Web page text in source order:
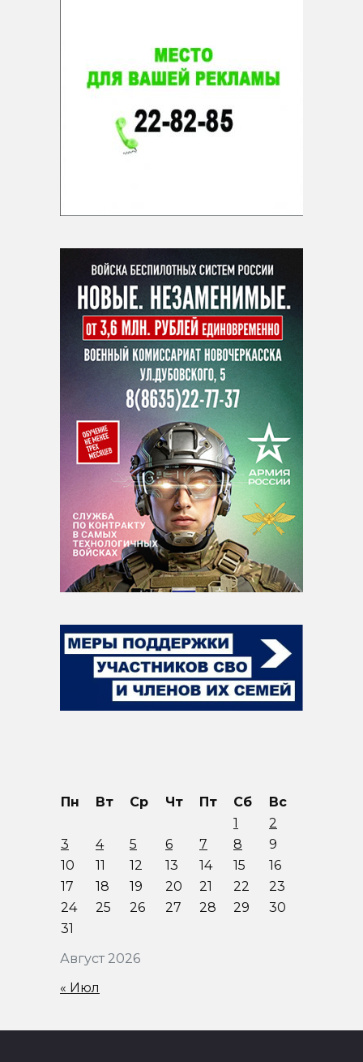
Август 2026
Пн Вт Ср Чт Пт Сб
Вс
1
2
3
4 5 6 7 8
9
10
11 12 13 14 15
16
17
18 19 20 21 22
23
24
25 26 27 28 29
30
31
« Июл